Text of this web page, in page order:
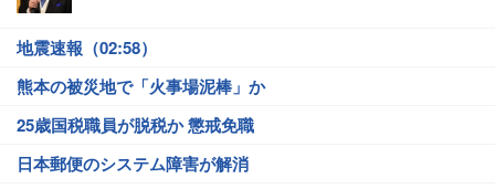
地震速報（02:58）
熊本の被災地で「火事場泥棒」か
25歳国税職員が脱税か 懲戒免職
日本郵便のシステム障害が解消